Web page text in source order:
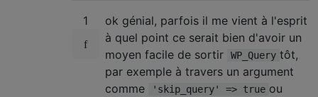
1
ok génial, parfois il me vient à l'esprit
à quel point ce serait bien d'avoir un
moyen facile de sortir
WP_Query tôt,
par exemple à travers un argument
comme
'skip_query' => true ou